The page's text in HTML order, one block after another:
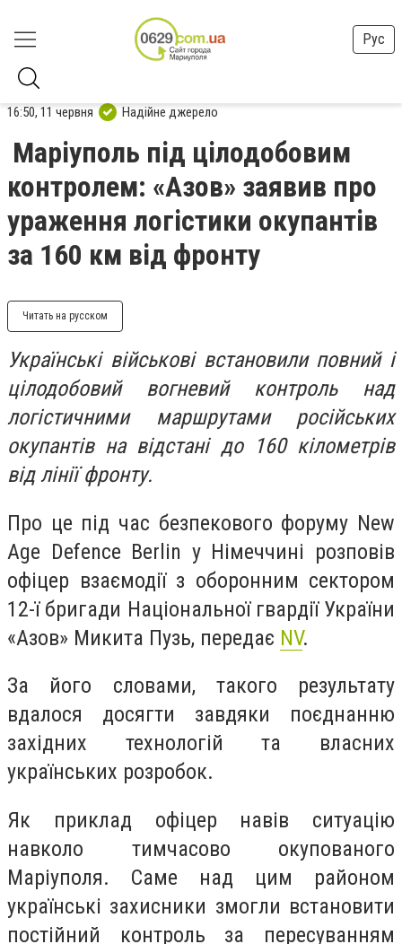
Рус
16:50, 11 червня Надійне джерело
Маріуполь під цілодобовим
контролем: «Азов» заявив про
ураження логістики окупантів
за 160 км від фронту
Читать на русском
Українські військові встановили повний і
цілодобовий вогневий контроль над
логістичними маршрутами російських
окупантів на відстані до 160 кілометрів
від лінії фронту.
Про це під час безпекового форуму New
Age Defence Berlin у Німеччині розповів
офіцер взаємодії з оборонним сектором
12-ї бригади Національної гвардії України
«Азов» Микита Пузь, передає NV.
За його словами, такого результату
вдалося досягти завдяки поєднанню
західних технологій та власних
українських розробок.
Як приклад офіцер навів ситуацію
навколо тимчасово окупованого
Маріуполя. Саме над цим районом
українські захисники змогли встановити
постійний контроль за пересуванням